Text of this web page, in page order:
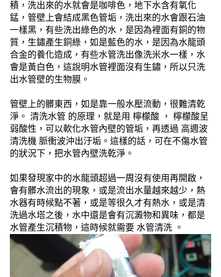
積，洗出來的水就會是咖啡色，地下水含有氧化
錳，管壁上會結成黑色管垢，洗出來的水會跟石油
一樣黑，有些洗出綠色的水，是因為裡面有銅的物
質，生鏽產生銅綠，如是藍色的水，是因為水龍頭
合金的養化造成，有些水管洗出像洗米水一樣，水
會是黃白色，這說明水管裡面沒有生鏽，所以只洗
出水管壁的生物膜。
管壁上的髒東西，如是靠一般水壓流動，很難清乾
淨。 清洗水管 的原理，就是用 檸檬酸 ， 檸檬酸呈
弱酸性，可以軟化水管內壁的管垢，再透過 高週波
清洗機 脈衝波沖出汙垢。這樣的話，可在不傷水管
的狀況下，把水管內壁洗乾淨。
如果發現家中的水龍頭超過一周沒有使用再開啟，
會有髒水流出的現象，或是流出水量越來越少，熱
水器有時候點不著，或是等很久才有熱水，或是清
洗過水塔之後，水中還是會有沉澱物和異味，都是
水管產生沉積物，這時候就需要 水管清洗 。